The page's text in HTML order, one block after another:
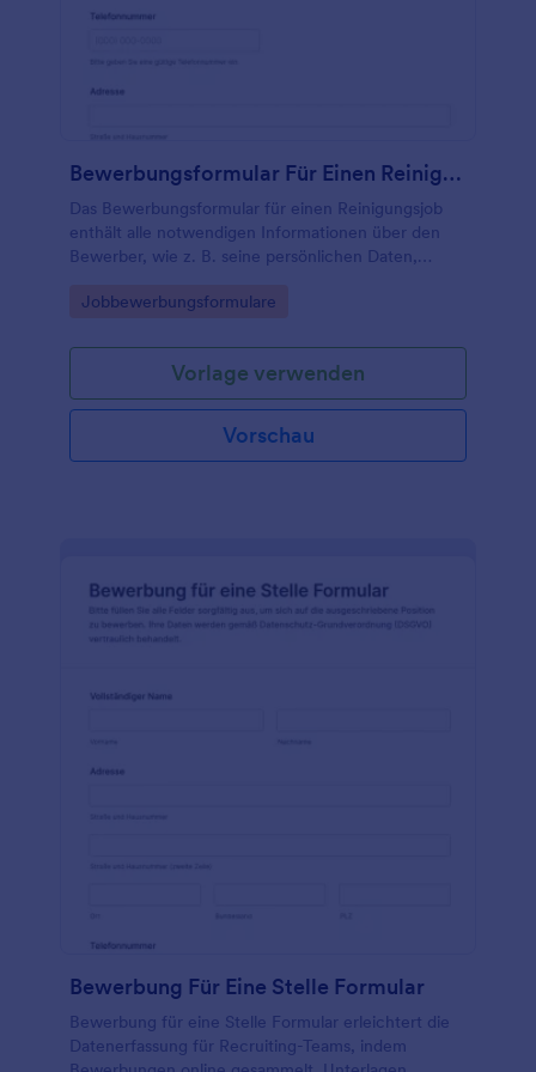
Bewerbungsformular Für Einen Reinigungsjob
Das Bewerbungsformular für einen Reinigungsjob
enthält alle notwendigen Informationen über den
Bewerber, wie z. B. seine persönlichen Daten,
Verfügbarkeit.
Go to Category:
Jobbewerbungsformulare
Vorlage verwenden
Vorschau
Bewerbung Für Eine Stelle Formular
Bewerbung für eine Stelle Formular erleichtert die
Datenerfassung für Recruiting-Teams, indem